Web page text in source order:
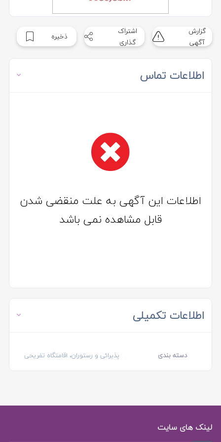
گزارش
آگهی
اشتراک
گذاری
ذخیره
اطلاعات تماس
اطلاعات این آگهی به علت منقضی شدن
قابل مشاهده نمی باشد
اطلاعات تکمیلی
دسته بندی پذیرائی و رستوران، اقامتگاه تفریحی
لینک های سایت